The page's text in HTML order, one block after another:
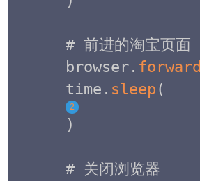
# 前进的淘宝页面
browser. forward
time . sleep (
2
)
# 关闭浏览器